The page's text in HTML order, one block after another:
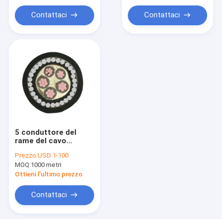
Cavo aereo del pacco
Cavo elettrico isolato
Contattaci Contattaci
5 conduttore del
rame del cavo
tensione del PVC di
SWA N2XRY del
centro
Prezzo:USD 1-100
MOQ:1000 metri
Ottieni l'ultimo prezzo
Contattaci